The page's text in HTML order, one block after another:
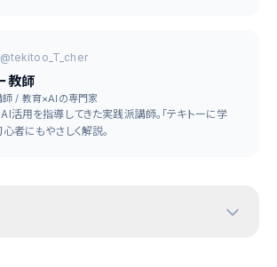
@tekitoo_T_cher
教師
師 / 教育×AIの専門家
用を指導してきた実践派講師。「テキトーに学
心者にもやさしく解説。